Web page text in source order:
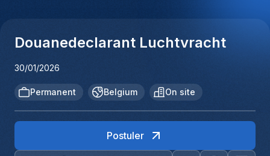
Douanedeclarant Luchtvracht
30/01/2026
Permanent Belgium On site
Postuler